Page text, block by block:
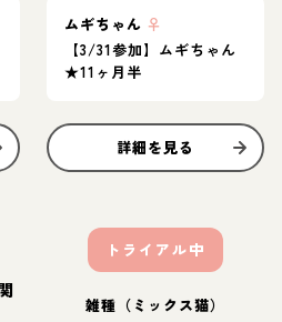
ムギちゃん ♀
【3/31参加】ムギちゃん
★11ヶ月半
詳細を見る
トライアル中
雑種（ミックス猫）